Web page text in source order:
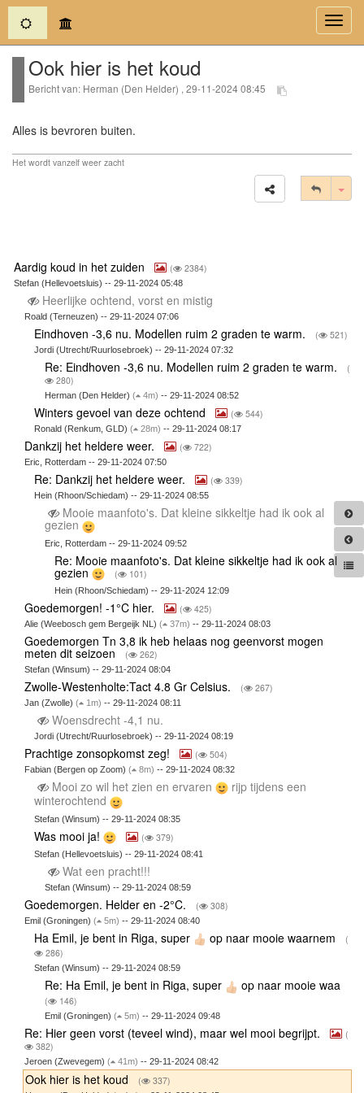
(current)
Ook hier is het koud
Bericht van: Herman (Den Helder) , 29-11-2024 08:45
Alles is bevroren buiten.
Het wordt vanzelf weer zacht
Aardig koud in het zuiden ( 2384)
Stefan (Hellevoetsluis) -- 29-11-2024 05:48
Heerlijke ochtend, vorst en mistig
Roald (Terneuzen) -- 29-11-2024 07:06
Eindhoven -3,6 nu. Modellen ruim 2 graden te warm. ( 521)
Jordi (Utrecht/Ruurlosebroek) -- 29-11-2024 07:32
Re: Eindhoven -3,6 nu. Modellen ruim 2 graden te warm.
(
280)
Herman (Den Helder) ( 4m) -- 29-11-2024 08:52
Winters gevoel van deze ochtend ( 544)
Ronald (Renkum, GLD)( 28m) -- 29-11-2024 08:17
Dankzij het heldere weer. ( 722)
Eric, Rotterdam -- 29-11-2024 07:50
Re: Dankzij het heldere weer. ( 339)
Hein (Rhoon/Schiedam) -- 29-11-2024 08:55
Mooie maanfoto's. Dat kleine sikkeltje had ik ook al
gezien
Eric, Rotterdam -- 29-11-2024 09:52
Re: Mooie maanfoto's. Dat kleine sikkeltje had ik ook al
gezien ( 101)
Hein (Rhoon/Schiedam) -- 29-11-2024 12:09
Goedemorgen! -1°C hier. ( 425)
Alie (Weebosch gem Bergeijk NL) ( 37m) -- 29-11-2024 08:03
Goedemorgen Tn 3,8 ik heb helaas nog geenvorst mogen
meten dit seizoen ( 262)
Stefan (Winsum) -- 29-11-2024 08:04
Zwolle-Westenholte:Tact 4.8 Gr Celsius. ( 267)
Jan (Zwolle) ( 1m) -- 29-11-2024 08:11
Woensdrecht -4,1 nu.
Jordi (Utrecht/Ruurlosebroek) -- 29-11-2024 08:19
Prachtige zonsopkomst zeg! ( 504)
Fabian (Bergen op Zoom) ( 8m) -- 29-11-2024 08:32
Mooi zo wil het zien en ervaren
rijp tijdens een
winterochtend
Stefan (Winsum) -- 29-11-2024 08:35
Was mooi ja! ( 379)
Stefan (Hellevoetsluis) -- 29-11-2024 08:41
Wat een pracht!!!
Stefan (Winsum) -- 29-11-2024 08:59
Goedemorgen. Helder en -2°C. ( 308)
Emil (Groningen) ( 5m) -- 29-11-2024 08:40
Ha Emil, je bent in Riga, super op naar mooie waarnem
(
286)
Stefan (Winsum) -- 29-11-2024 08:59
Re: Ha Emil, je bent in Riga, super op naar mooie waa
( 146)
Emil (Groningen) ( 5m) -- 29-11-2024 09:48
Re: Hier geen vorst (teveel wind), maar wel mooi begrijpt.
(
382)
Jeroen (Zwevegem) ( 41m) -- 29-11-2024 08:42
Ook hier is het koud ( 337)